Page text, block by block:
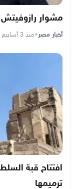
مشوار رازوفيتش
أخبار مصر•منذ 3 أسابيع
افتتاح قبة
ترميمها